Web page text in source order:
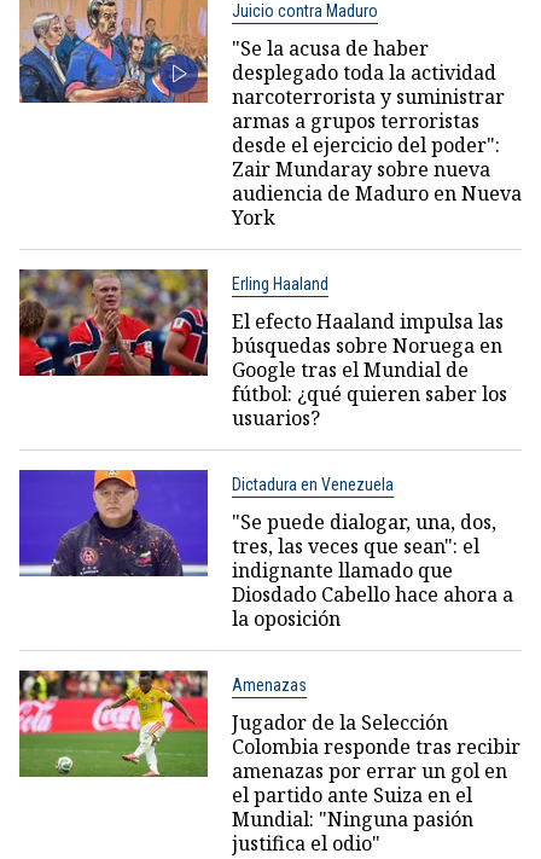
Juicio contra Maduro
"Se la acusa de haber
desplegado toda la actividad
narcoterrorista y suministrar
armas a grupos terroristas
desde el ejercicio del poder":
Zair Mundaray sobre nueva
audiencia de Maduro en Nueva
York
Erling Haaland
El efecto Haaland impulsa las
búsquedas sobre Noruega en
Google tras el Mundial de
fútbol: ¿qué quieren saber los
usuarios?
Dictadura en Venezuela
"Se puede dialogar, una, dos,
tres, las veces que sean": el
indignante llamado que
Diosdado Cabello hace ahora a
la oposición
Amenazas
Jugador de la Selección
Colombia responde tras recibir
amenazas por errar un gol en
el partido ante Suiza en el
Mundial: "Ninguna pasión
justifica el odio"